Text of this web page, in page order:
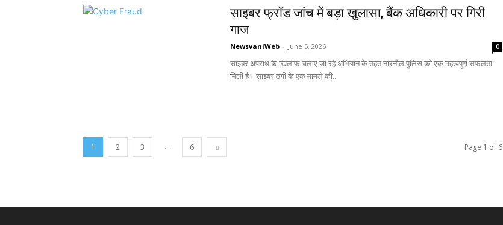
साइबर फ्रॉड जांच में बड़ा खुलासा, बैंक अधिकारी पर गिरी
गाज
NewsvaniWeb - June 5, 2026 0
साइबर अपराध के खिलाफ चलाए जा रहे अभियान के तहत नारनौल पुलिस को एक महत्वपूर्ण सफलता
मिली है। साइबर ठगी के एक मामले की...
1 2 3 ... 6 Page 1 of 6